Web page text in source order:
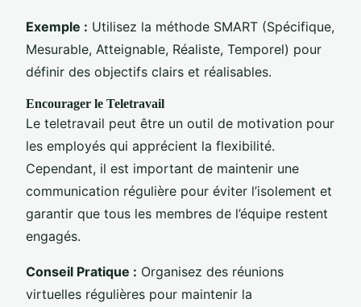
Exemple : Utilisez la méthode SMART (Spécifique,
Mesurable, Atteignable, Réaliste, Temporel) pour
définir des objectifs clairs et réalisables.
Encourager le Teletravail
Le teletravail peut être un outil de motivation pour
les employés qui apprécient la flexibilité.
Cependant, il est important de maintenir une
communication régulière pour éviter l’isolement et
garantir que tous les membres de l’équipe restent
engagés.
Conseil Pratique : Organisez des réunions
virtuelles régulières pour maintenir la